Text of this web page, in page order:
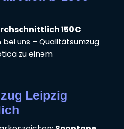
150€
bei uns – Qualitätsumzug
zu einem
Leipzig